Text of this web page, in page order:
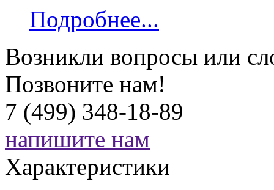
Подробнее...
Возникли вопросы или
Позвоните нам!
7 (499) 348-18-89
напишите нам
Характеристики